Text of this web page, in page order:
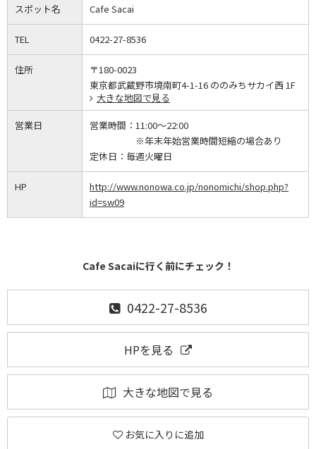
スポット名 Cafe Sacai
TEL 0422-27-8536
住所
〒180-0023
東京都武蔵野市境南町4-1-16 ののみちサカイ西 1F
大きな地図で見る
営業日 営業時間： 11:00～22:00
※年末年始営業時間短縮の場合あり
定休日： 毎週火曜日
HP
http://www.nonowa.co.jp/nonomichi/shop.php?
id=sw09
Cafe Sacaiに行く前にチェック！
0422-27-8536
HPを見る
大きな地図で見る
お気に入りに追加